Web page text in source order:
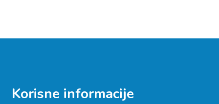
Korisne informacije